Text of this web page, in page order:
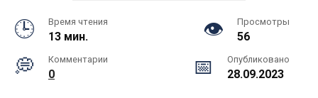
Время чтения
13 мин.
Просмотры
56
Комментарии
0
Опубликовано
28.09.2023